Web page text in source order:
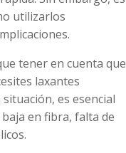
utilizarlos
tener en cuenta que
laxantes
es esencial
en fibra, falta de